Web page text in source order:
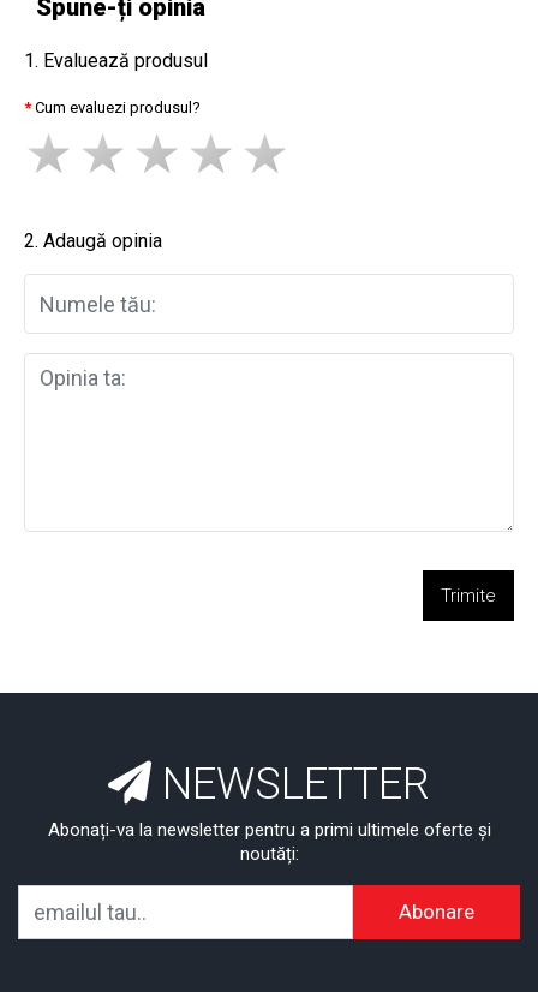
Spune-ți opinia
1. Evaluează produsul
Cum evaluezi produsul?
2. Adaugă opinia
Trimite
NEWSLETTER
Abonați-va la newsletter pentru a primi ultimele oferte și
noutăți:
Abonare